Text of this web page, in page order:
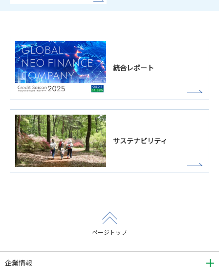
統合レポート
サステナビリティ
ページトップ
企業情報